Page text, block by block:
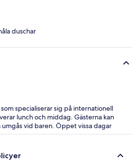
duschar
specialiserar sig på internationell
lunch och middag. Gästerna kan
umgås vid baren. Öppet vissa dagar